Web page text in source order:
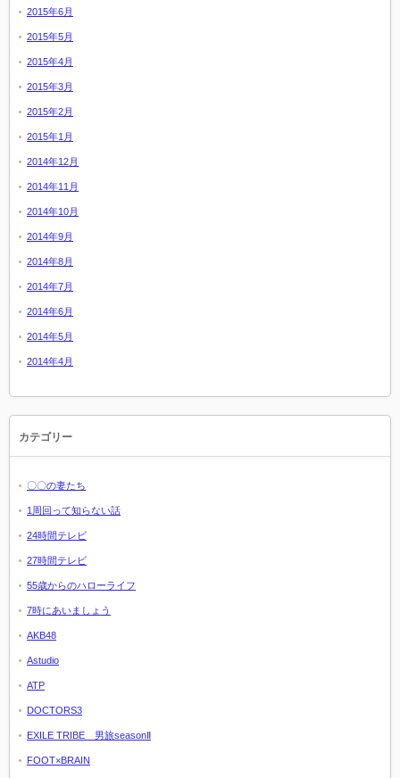
2015年6月
2015年5月
2015年4月
2015年3月
2015年2月
2015年1月
2014年12月
2014年11月
2014年10月
2014年9月
2014年8月
2014年7月
2014年6月
2014年5月
2014年4月
カテゴリー
〇〇の妻たち
1周回って知らない話
24時間テレビ
27時間テレビ
55歳からのハローライフ
7時にあいましょう
AKB48
Astudio
ATP
DOCTORS3
EXILE TRIBE 男旅seasonⅡ
FOOT×BRAIN